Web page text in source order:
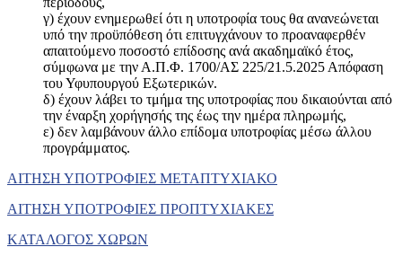
γ) έχουν ενημερωθεί ότι η υποτροφία τους θα ανανεώνεται
υπό την προϋπόθεση ότι επιτυγχάνουν το προαναφερθέν
απαιτούμενο ποσοστό επίδοσης ανά ακαδημαϊκό έτος,
σύμφωνα με την Α.Π.Φ. 1700/ΑΣ 225/21.5.2025 Απόφαση
του Υφυπουργού Εξωτερικών.
δ) έχουν λάβει το τμήμα της υποτροφίας που δικαιούνται από
την έναρξη χορήγησής της έως την ημέρα πληρωμής,
ε) δεν λαμβάνουν άλλο επίδομα υποτροφίας μέσω άλλου
προγράμματος.
ΑΙΤΗΣΗ ΥΠΟΤΡΟΦΙΕΣ ΜΕΤΑΠΤΥΧΙΑΚΟ
ΑΙΤΗΣΗ ΥΠΟΤΡΟΦΙΕΣ ΠΡΟΠΤΥΧΙΑΚΕΣ
ΚΑΤΑΛΟΓΟΣ ΧΩΡΩΝ